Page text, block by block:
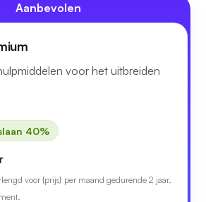
Aanbevolen
voor het uitbreiden
40%
voor {prijs} per maand gedurende 2 jaar.